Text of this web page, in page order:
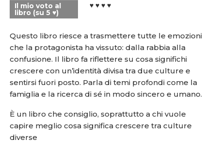
Il mio voto al
libro (su 5 ♥)
♥ ♥ ♥ ♥
Questo libro riesce a trasmettere tutte le emozioni
che la protagonista ha vissuto: dalla rabbia alla
confusione. Il libro fa riflettere su cosa significhi
crescere con un’identità divisa tra due culture e
sentirsi fuori posto. Parla di temi profondi come la
famiglia e la ricerca di sé in modo sincero e umano.
È un libro che consiglio, soprattutto a chi vuole
capire meglio cosa significa crescere tra culture
diverse